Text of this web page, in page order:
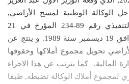
حل الوكالة الوطنية لمسح الأراضي,
المنشأة بموجب المرسوم التنفيذي رقم 89-234 المؤرخ في 21
جـمادى الأول عام 1410 الموافق 19 ديسمبر سنة 1989. و ينتج عن
تحويل مجموع أملاكها وحقوقها
المالية. كما يترتب عن هذا الاجراء
لمجموع أملاك الوكالة تضبطه, طبقا